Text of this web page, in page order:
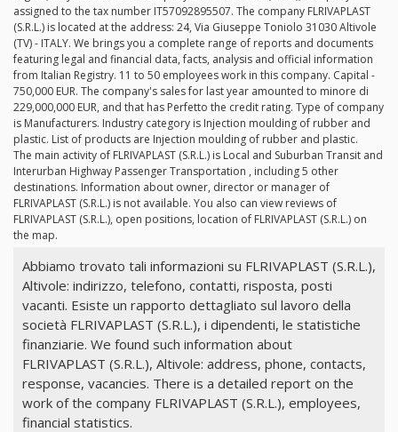
assigned to the tax number IT57092895507. The company FLRIVAPLAST
(S.R.L.) is located at the address: 24, Via Giuseppe Toniolo 31030 Altivole
(TV) - ITALY. We brings you a complete range of reports and documents
featuring legal and financial data, facts, analysis and official information
from Italian Registry. 11 to 50 employees work in this company. Capital -
750,000 EUR. The company's sales for last year amounted to minore di
229,000,000 EUR, and that has Perfetto the credit rating. Type of company
is Manufacturers. Industry category is Injection moulding of rubber and
plastic. List of products are Injection moulding of rubber and plastic.
The main activity of FLRIVAPLAST (S.R.L.) is Local and Suburban Transit and
Interurban Highway Passenger Transportation , including 5 other
destinations. Information about owner, director or manager of
FLRIVAPLAST (S.R.L.) is not available. You also can view reviews of
FLRIVAPLAST (S.R.L.), open positions, location of FLRIVAPLAST (S.R.L.) on
the map.
Abbiamo trovato tali informazioni su FLRIVAPLAST (S.R.L.),
Altivole: indirizzo, telefono, contatti, risposta, posti
vacanti. Esiste un rapporto dettagliato sul lavoro della
società FLRIVAPLAST (S.R.L.), i dipendenti, le statistiche
finanziarie. We found such information about
FLRIVAPLAST (S.R.L.), Altivole: address, phone, contacts,
response, vacancies. There is a detailed report on the
work of the company FLRIVAPLAST (S.R.L.), employees,
financial statistics.